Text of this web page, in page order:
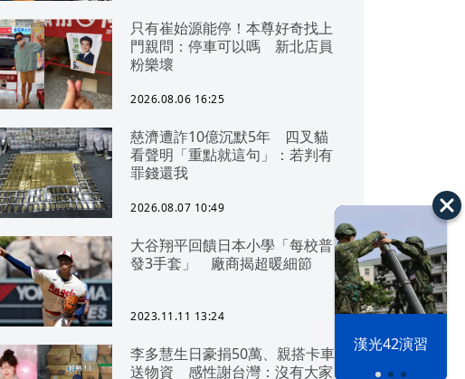
漢光42演習
只有崔始源能停！本尊好奇找上
門親問：停車可以嗎 新北店員
粉樂壞
2026.08.06 16:25
慈濟遭詐10億沉默5年 四叉貓
看聲明「重點就這句」：若判有
罪錢還我
2026.08.07 10:49
大谷翔平回饋日本小學「每校普
發3手套」 廠商揭超暖細節
2023.11.11 13:24
李多慧生日豪捐50萬、親搭卡車
送物資 感性謝台灣：沒有大家